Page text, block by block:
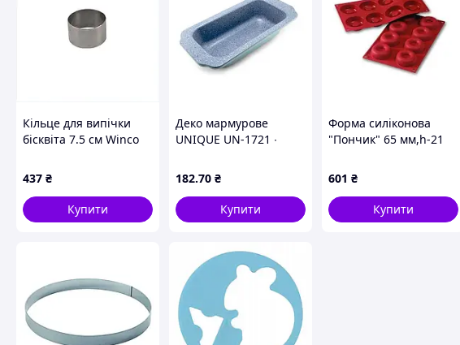
Кільце для випічки
бісквіта 7.5 см Winco
437 ₴
Купити
Деко мармурове
UNIQUE UN-1721 ∙
для випікання з
антипригарним
покриттям
182.70 ₴
Купити
Форма силіконова
"Пончик" 65 мм,h-21
601 ₴
Купити